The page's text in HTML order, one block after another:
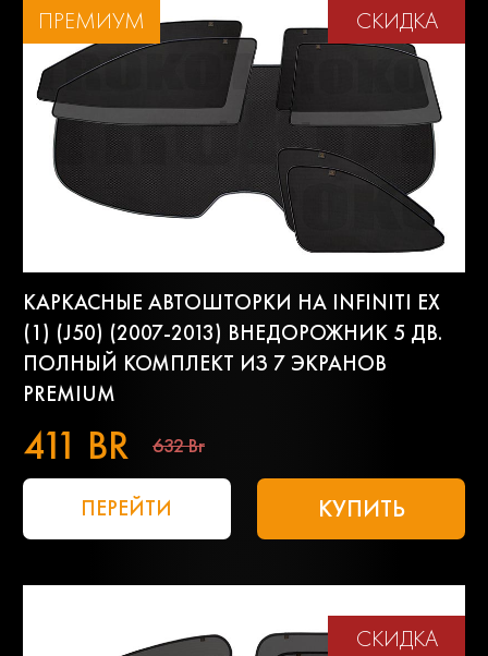
ПРЕМИУМ СКИДКА
КАРКАСНЫЕ АВТОШТОРКИ НА INFINITI EX
(1) (J50) (2007-2013) ВНЕДОРОЖНИК 5 ДВ.
ПОЛНЫЙ КОМПЛЕКТ ИЗ 7 ЭКРАНОВ
PREMIUM
411 BR 632 Br
ПЕРЕЙТИ КУПИТЬ
СКИДКА